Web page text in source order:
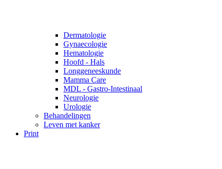
Dermatologie
Gynaecologie
Hematologie
Hoofd - Hals
Longgeneeskunde
Mamma Care
MDL - Gastro-Intestinaal
Neurologie
Urologie
Behandelingen
Leven met kanker
Print